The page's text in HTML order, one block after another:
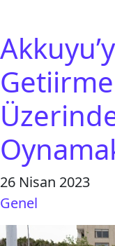
26 Nisan 2023
Genel